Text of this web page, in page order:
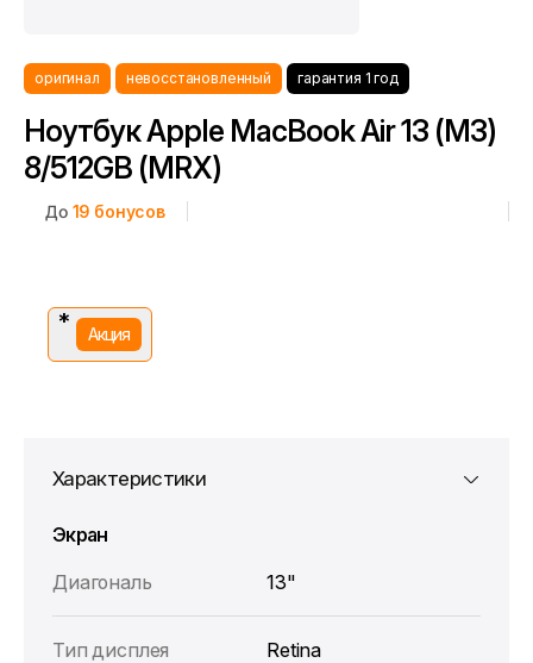
оригинал невосстановленный гарантия 1 год
Ноутбук Apple MacBook Air 13 (M3)
8/512GB (MRX)
До 19 бонусов
* Акция
Характеристики
Экран
Диагональ
13"
Тип дисплея Retina